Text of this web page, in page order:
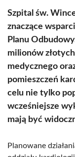
Szpital św.
znaczące
Planu
milionów
medycznego
pomieszczeń
celu nie tylko
wcześniejsze
mają być
Planowane